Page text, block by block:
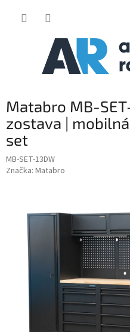
Matabro MB-
zostava |
set
MB-SET-13DW
Značka: Matabro